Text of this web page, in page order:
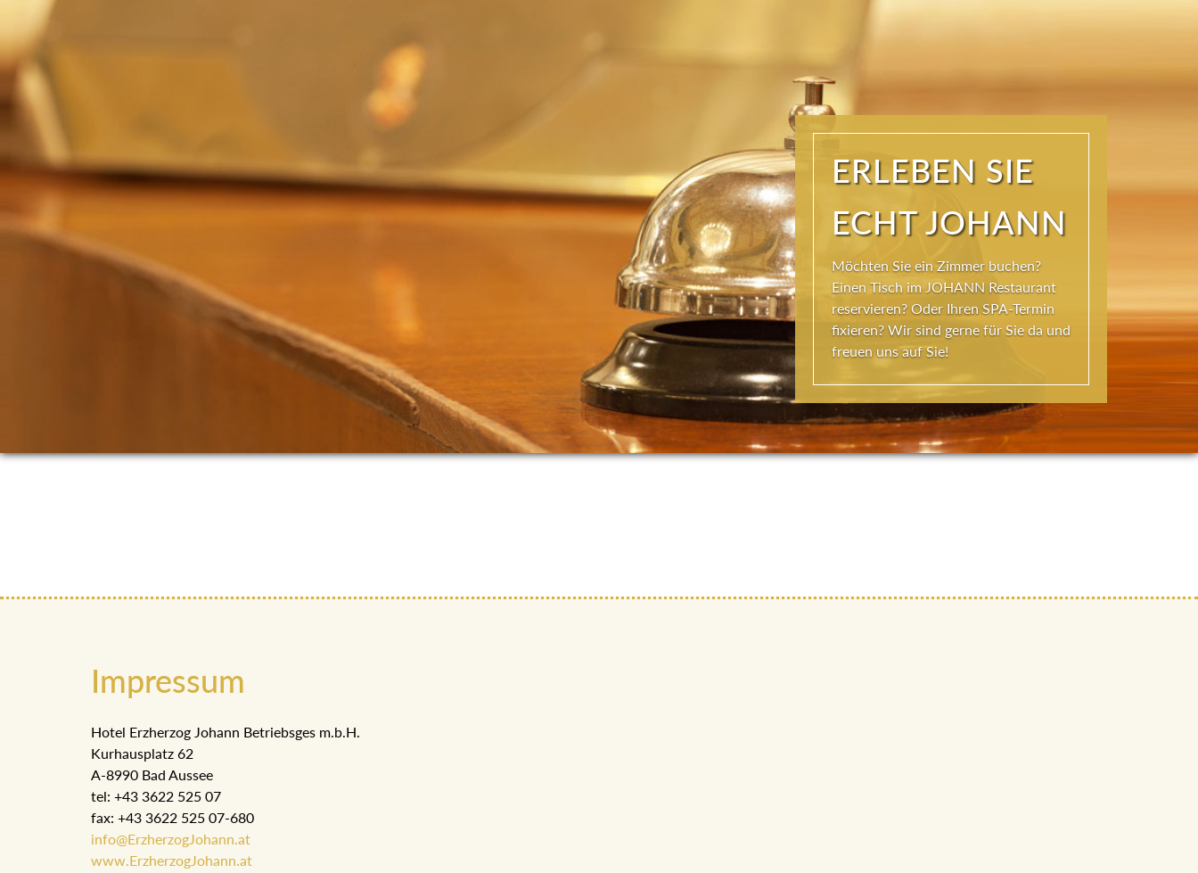
ERLEBEN SIE
ECHT JOHANN
Möchten Sie ein Zimmer buchen?
Einen Tisch im JOHANN Restaurant
reservieren? Oder Ihren SPA-Termin
fixieren? Wir sind gerne für Sie da und
freuen uns auf Sie!
Impressum
Hotel Erzherzog Johann Betriebsges m.b.H.
Kurhausplatz 62
A-8990 Bad Aussee
tel: +43 3622 525 07
fax: +43 3622 525 07-680
info@ErzherzogJohann.at
www.ErzherzogJohann.at